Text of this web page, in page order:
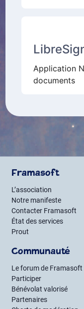
Application
documents
Framasoft
L’association
Notre manifeste
Contacter Framasoft
État des services
Prout
Communauté
Le forum de Framasoft
Participer
Bénévolat valorisé
Partenaires